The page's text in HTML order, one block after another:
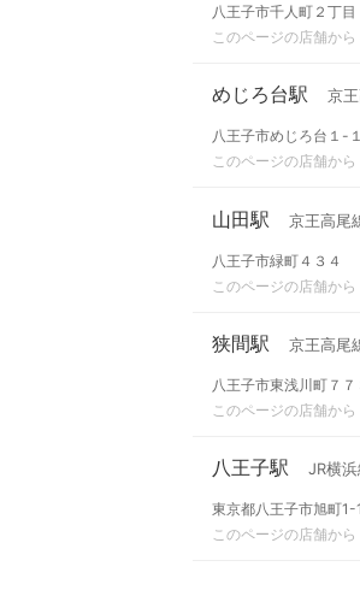
八王子市千人町２丁目
このページの店舗から
めじろ台駅 京
八王子市めじろ台１-
このページの店舗か
山田駅 京王高尾
八王子市緑町４３４
このページの店舗か
狭間駅 京王高尾
八王子市東浅川町７７
このページの店舗か
八王子駅 JR横
東京都八王子市旭町1-1
このページの店舗か